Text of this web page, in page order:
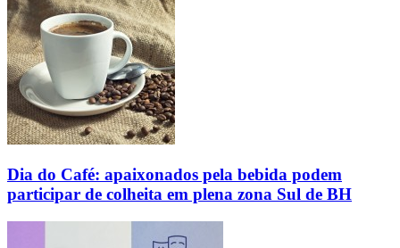
Dia do Café: apaixonados pela bebida podem
participar de colheita em plena zona Sul de BH